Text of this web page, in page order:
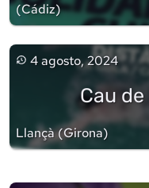
(Cádiz)
4 agosto, 2024
Cau
Llançà(Girona)